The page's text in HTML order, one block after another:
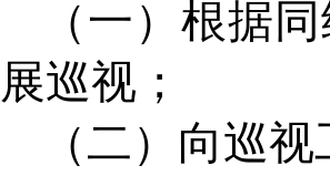
（一）根据
展巡视；
（二）向巡